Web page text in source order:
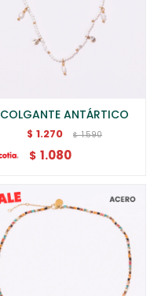
COLGANTE ANTÁRTICO
$ 1.270 $ 1.590
$ 1.080